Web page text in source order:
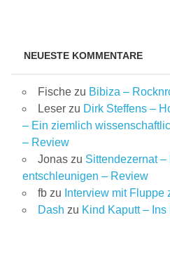
NEUESTE KOMMENTARE
Fische zu Bibiza –
Leser zu Dirk Steffens –
– Ein ziemlich
– Review
Jonas zu Sittendezernat –
entschleunigen – Review
fb zu Interview mit Fluppe
Dash zu Kind Kaputt –